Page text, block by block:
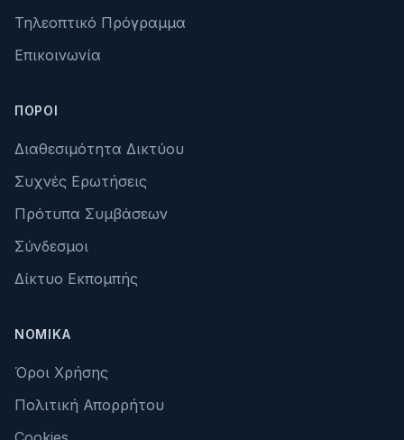
Τηλεοπτικό Πρόγραμμα
Επικοινωνία
ΠΌΡΟΙ
Διαθεσιμότητα Δικτύου
Συχνές Ερωτήσεις
Πρότυπα Συμβάσεων
Σύνδεσμοι
Δίκτυο Εκπομπής
ΝΟΜΙΚΆ
Όροι Χρήσης
Πολιτική Απορρήτου